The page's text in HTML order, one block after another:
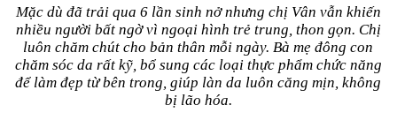
Mặc dù đã trải qua 6 lần sinh nở nhưng chị Vân vẫn khiến
nhiều người bất ngờ vì ngoại hình trẻ trung, thon gọn. Chị
luôn chăm chút cho bản thân mỗi ngày. Bà mẹ đông con
chăm sóc da rất kỹ, bổ sung các loại thực phẩm chức năng
để làm đẹp từ bên trong, giúp làn da luôn căng mịn, không
bị lão hóa.